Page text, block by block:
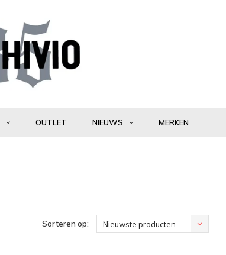
OUTLET NIEUWS MERKEN
Sorteren op: Nieuwste producten